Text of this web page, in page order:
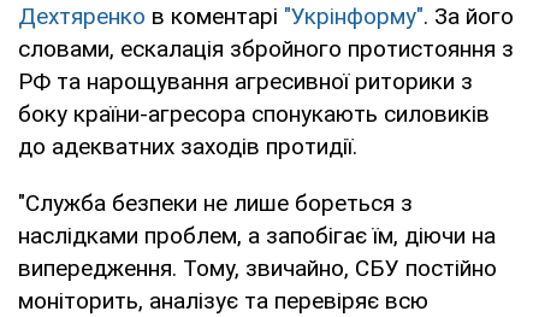
Дехтяренко в коментарі "Укрінформу". За його
словами, ескалація збройного протистояння з
РФ та нарощування агресивної риторики з
боку країни-агресора спонукають силовиків
до адекватних заходів протидії.
"Служба безпеки не лише бореться з
наслідками проблем, а запобігає їм, діючи на
випередження. Тому, звичайно, СБУ постійно
моніторить, аналізує та перевіряє всю